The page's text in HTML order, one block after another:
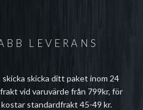
LEVERANS
skicka ditt paket inom 24
vid varuvärde från 799kr, för
standardfrakt 45-49 kr.